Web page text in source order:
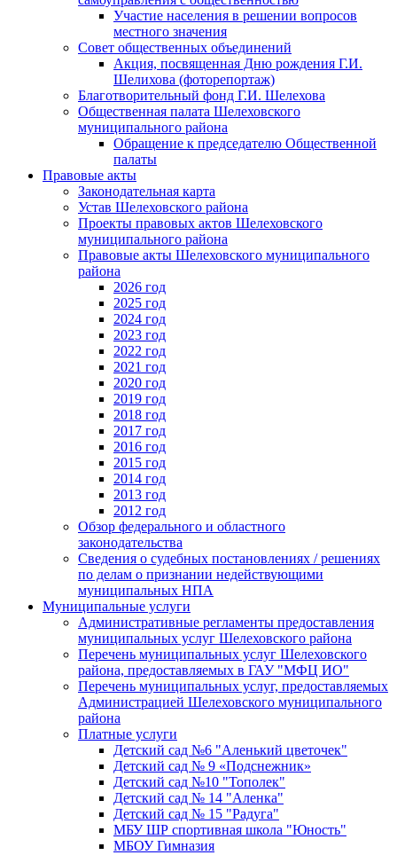
Участие населения в решении вопросов
местного значения
Совет общественных объединений
Акция, посвященная Дню рождения Г.И.
Шелихова (фоторепортаж)
Благотворительный фонд Г.И. Шелехова
Общественная палата Шелеховского
муниципального района
Обращение к председателю Общественной
палаты
Правовые акты
Законодательная карта
Устав Шелеховского района
Проекты правовых актов Шелеховского
муниципального района
Правовые акты Шелеховского муниципального
района
2026 год
2025 год
2024 год
2023 год
2022 год
2021 год
2020 год
2019 год
2018 год
2017 год
2016 год
2015 год
2014 год
2013 год
2012 год
Обзор федерального и областного
законодательства
Сведения о судебных постановлениях / решениях
по делам о признании недействующими
муниципальных НПА
Муниципальные услуги
Административные регламенты предоставления
муниципальных услуг Шелеховского района
Перечень муниципальных услуг Шелеховского
района, предоставляемых в ГАУ "МФЦ ИО"
Перечень муниципальных услуг, предоставляемых
Администрацией Шелеховского муниципального
района
Платные услуги
Детский сад №6 "Аленький цветочек"
Детский сад № 9 «Подснежник»
Детский сад №10 "Тополек"
Детский сад № 14 "Аленка"
Детский сад № 15 "Радуга"
МБУ ШР спортивная школа "Юность"
МБОУ Гимназия